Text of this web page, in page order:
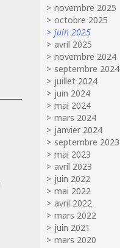
novembre 2025
octobre 2025
juin 2025
avril 2025
novembre 2024
septembre 2024
juillet 2024
juin 2024
mai 2024
mars 2024
janvier 2024
septembre 2023
mai 2023
avril 2023
juin 2022
mai 2022
avril 2022
mars 2022
juin 2021
mars 2020